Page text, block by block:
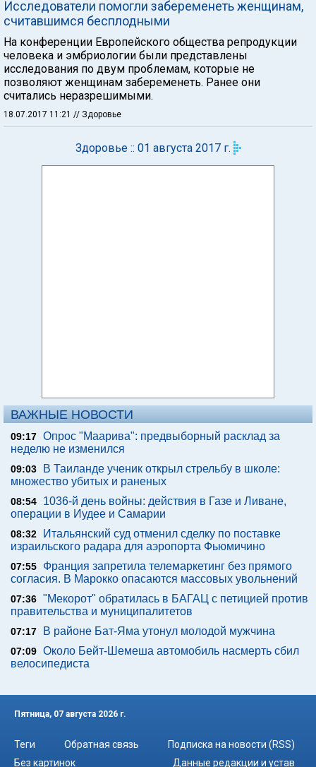
Исследователи помогли забеременеть женщинам,
считавшимся бесплодными
На конференции Европейского общества репродукции
человека и эмбриологии были представлены
исследования по двум проблемам, которые не
позволяют женщинам забеременеть. Ранее они
считались неразрешимыми.
18.07.2017 11:21 // Здоровье
Здоровье :: 01 августа 2017 г.
ВАЖНЫЕ НОВОСТИ
09:17 Опрос "Mаарива": предвыборный расклад за
неделю не изменился
09:03
В Таиланде ученик открыл стрельбу в школе:
множество убитых и раненых
08:54
1036-й день войны: действия в Газе и Ливане,
операции в Иудее и Самарии
08:32
Итальянский суд отменил сделку по поставке
израильского радара для аэропорта Фьюмичино
07:55
Франция запретила телемаркетинг без прямого
согласия. В Марокко опасаются массовых увольнений
07:36 "Мекорот" обратилась в БАГАЦ с петицией против
правительства и муниципалитетов
07:17 В районе Бат-Яма утонул молодой мужчина
07:09 Около Бейт-Шемеша автомобиль насмерть сбил
велосипедиста
Пятница, 07 августа 2026 г.
Теги Обратная связь
Подписка на новости (RSS)
Без картинок
Данные редакции и устав